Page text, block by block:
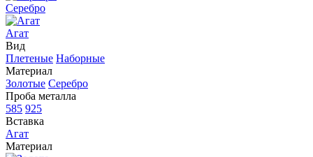
Серебро
Агат
Вид
Плетеные Наборные
Материал
Золотые Серебро
Проба металла
585 925
Вставка
Агат
Материал